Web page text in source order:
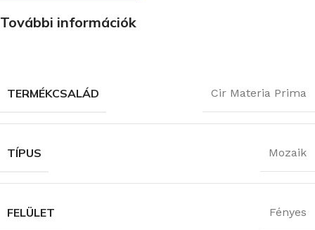
További információk
TERMÉKCSALÁD Cir Materia Prima
TÍPUS Mozaik
FELÜLET Fényes